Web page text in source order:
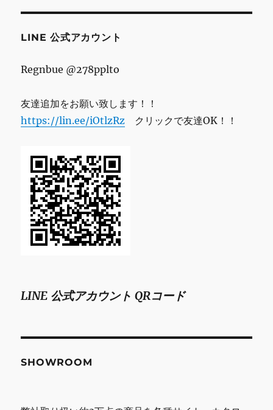
ス
LINE 公式アカウント
Regnbue @278pplto
友達追加をお願い致します！！
https://lin.ee/iOtlzRz クリックで友達OK！！
LINE 公式アカウント QRコード
SHOWROOM